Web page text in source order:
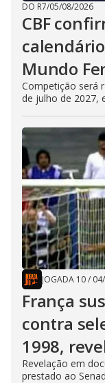
DO R7/05/08/2026
CBF
Mundo
Competição será
de julho de 2027,
JOGADA 10/
França
contra
1998,
Revelação em
prestado ao